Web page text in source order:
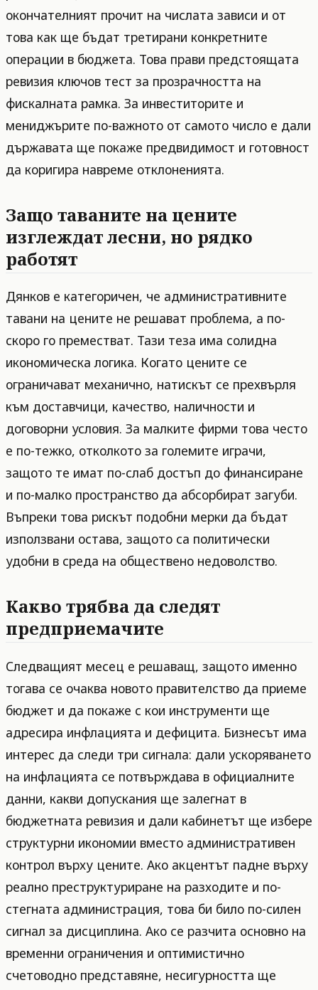
окончателният прочит на числата зависи и от
това как ще бъдат третирани конкретните
операции в бюджета. Това прави предстоящата
ревизия ключов тест за прозрачността на
фискалната рамка. За инвеститорите и
мениджърите по-важното от самото число е дали
държавата ще покаже предвидимост и готовност
да коригира навреме отклоненията.
Защо таваните на цените
изглеждат лесни, но рядко
работят
Дянков е категоричен, че административните
тавани на цените не решават проблема, а по-
скоро го преместват. Тази теза има солидна
икономическа логика. Когато цените се
ограничават механично, натискът се прехвърля
към доставчици, качество, наличности и
договорни условия. За малките фирми това често
е по-тежко, отколкото за големите играчи,
защото те имат по-слаб достъп до финансиране
и по-малко пространство да абсорбират загуби.
Въпреки това рискът подобни мерки да бъдат
използвани остава, защото са политически
удобни в среда на обществено недоволство.
Какво трябва да следят
предприемачите
Следващият месец е решаващ, защото именно
тогава се очаква новото правителство да приеме
бюджет и да покаже с кои инструменти ще
адресира инфлацията и дефицита. Бизнесът има
интерес да следи три сигнала: дали ускоряването
на инфлацията се потвърждава в официалните
данни, какви допускания ще залегнат в
бюджетната ревизия и дали кабинетът ще избере
структурни икономии вместо административен
контрол върху цените. Ако акцентът падне върху
реално преструктуриране на разходите и по-
стегната администрация, това би било по-силен
сигнал за дисциплина. Ако се разчита основно на
временни ограничения и оптимистично
счетоводно представяне, несигурността ще